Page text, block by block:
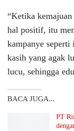
“Ketika
hal positif, itu
kampanye
kasih yang agak
lucu, sehingga
BACA JUGA...
PT